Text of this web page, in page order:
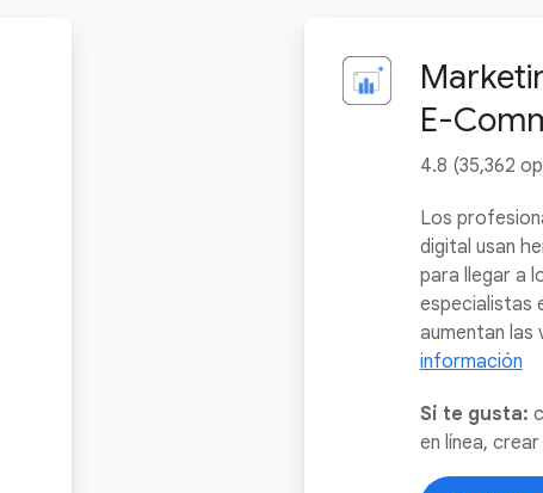
E-
4.8 (35,362
Los
digital usan
para llegar a
especialistas
aumentan las
información
Si te gusta:
en línea,